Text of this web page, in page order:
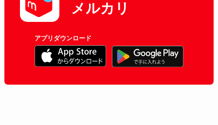
メルカリ
アプリダウンロード